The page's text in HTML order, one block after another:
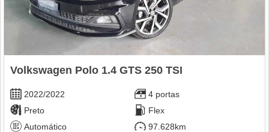
Volkswagen Polo 1.4 GTS 250 TSI
2022/2022
4 portas
Preto
Flex
Automático
97.628km